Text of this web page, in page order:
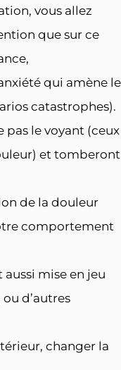
vous allez
que sur ce
qui amène le
catastrophes).
pas le voyant (ceux
et tomberont
de la douleur
comportement
mise en jeu
d’autres
changer la